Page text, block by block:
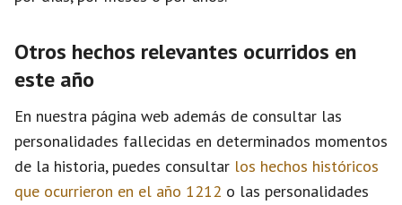
Otros hechos relevantes ocurridos en
este año
En nuestra página web además de consultar las
personalidades fallecidas en determinados momentos
de la historia, puedes consultar los hechos históricos
que ocurrieron en el año 1212 o las personalidades